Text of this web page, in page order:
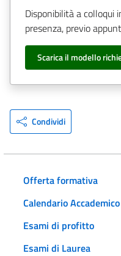
Disponibilità a colloqui
presenza, previo
Scarica il modello
Condividi
Offerta formativa
Calendario Accademico
Esami di profitto
Esami di Laurea